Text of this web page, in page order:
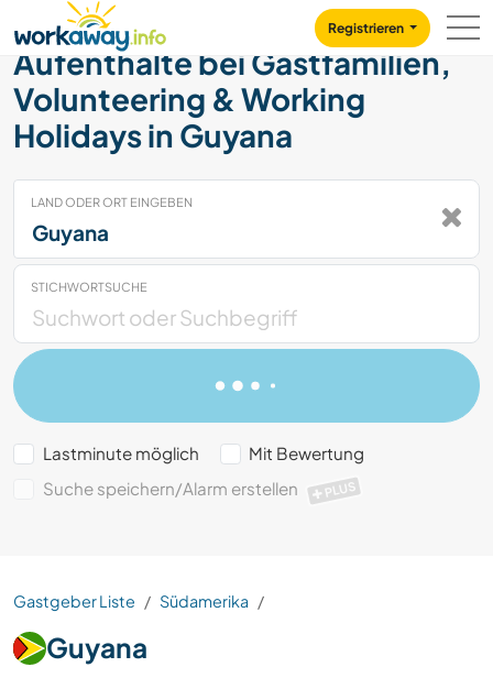
CONTENT
MAIN NAVIGATION
Registrieren
Aufenthalte bei Gastfamilien,
Volunteering & Working
Holidays in Guyana
LAND ODER ORT EINGEBEN
STICHWORTSUCHE
Lastminute möglich
Mit Bewertung
Suche speichern/Alarm erstellen
PLUS
Gastgeber Liste Südamerika
Guyana